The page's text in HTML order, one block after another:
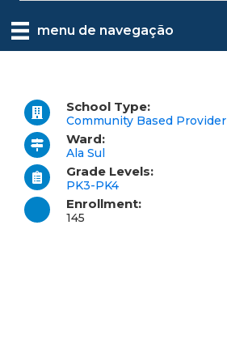
menu de navegação
School Type:
Community Based Provider
Ward:
Ala Sul
Grade Levels:
PK3-PK4
Enrollment:
145